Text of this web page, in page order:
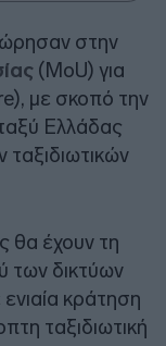
στην
(MoU) για
με σκοπό την
Ελλάδας
ταξιδιωτικών
θα έχουν τη
των δικτύων
κράτηση
ταξιδιωτική